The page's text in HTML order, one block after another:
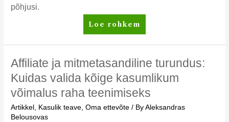
põhjusi.
Võrgustiku
turundus.
Miks
te
seda
tegema.
Loe rohkem
Affiliate ja mitmetasandiline turundus:
Kuidas valida kõige kasumlikum
võimalus raha teenimiseks
Artikkel , Kasulik teave,Oma ettevõte / ByAleksandras
Belousovas